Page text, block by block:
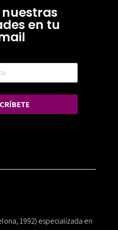
nuestras
en tu
1992) especializada en